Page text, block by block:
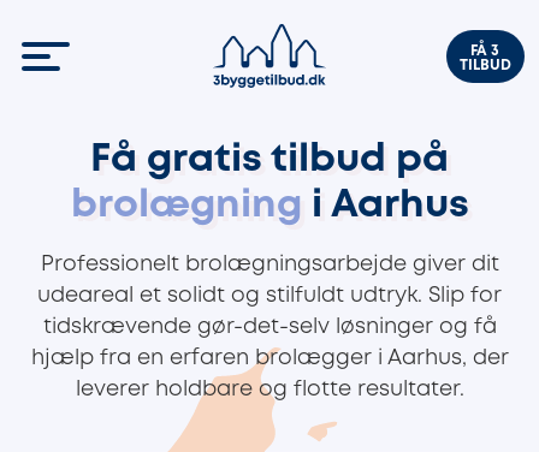
FÅ 3
TILBUD
Få gratis tilbud på
brolægning i Aarhus
Professionelt brolægningsarbejde giver dit
udeareal et solidt og stilfuldt udtryk. Slip for
tidskrævende gør-det-selv løsninger og få
hjælp fra en erfaren brolægger i Aarhus, der
leverer holdbare og flotte resultater.